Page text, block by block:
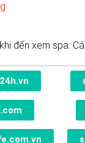
đến xem spa.